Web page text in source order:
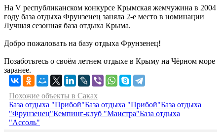
На V республиканском конкурсе Крымская жемчужина в 2004
году база отдыха Фрунзенец заняла 2-е место в номинации
Лучшая сезонная база отдыха Крыма.
Добро пожаловать на базу отдыха Фрунзенец!
Позаботьтесь о своём летнем отдыхе в Крыму на Чёрном море
заранее.
Похожие объекты в Саках
База отдыха "Прибой"База отдыха "Прибой"База отдыха
"Фрунзенец"Кемпинг-клуб "Маистра"База отдыха
"Ассоль"